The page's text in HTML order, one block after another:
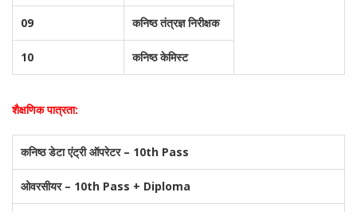
09 कनिष्ठ तंत्रज्ञ निरीक्षक
10 कनिष्ठ केमिस्ट
शैक्षणिक पात्रता:
कनिष्ठ डेटा एंट्री ऑपरेटर – 10th Pass
ओवरसीयर – 10th Pass + Diploma